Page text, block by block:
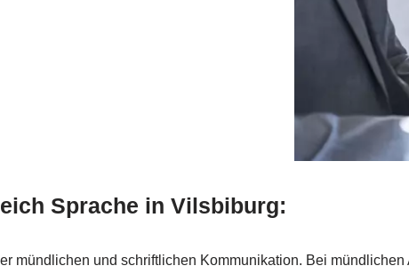
Sprache in Vilsbiburg:
mündlichen und schriftlichen Kommunikation. Bei